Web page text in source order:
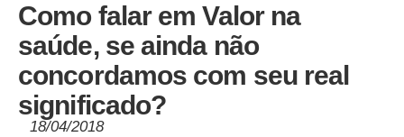
Como falar em Valor na
saúde, se ainda não
concordamos com seu real
significado?
18/04/2018